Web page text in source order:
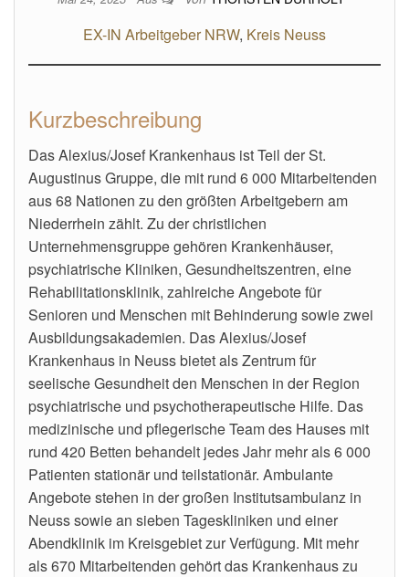
EX-IN Arbeitgeber NRW, Kreis Neuss
Kurzbeschreibung
Das Alexius/Josef Krankenhaus ist Teil der St.
Augustinus Gruppe, die mit rund 6 000 Mitarbeitenden
aus 68 Nationen zu den größten Arbeitgebern am
Niederrhein zählt. Zu der christlichen
Unternehmensgruppe gehören Krankenhäuser,
psychiatrische Kliniken, Gesundheitszentren, eine
Rehabilitationsklinik, zahlreiche Angebote für
Senioren und Menschen mit Behinderung sowie zwei
Ausbildungsakademien. Das Alexius/Josef
Krankenhaus in Neuss bietet als Zentrum für
seelische Gesundheit den Menschen in der Region
psychiatrische und psychotherapeutische Hilfe. Das
medizinische und pflegerische Team des Hauses mit
rund 420 Betten behandelt jedes Jahr mehr als 6 000
Patienten stationär und teilstationär. Ambulante
Angebote stehen in der großen Institutsambulanz in
Neuss sowie an sieben Tageskliniken und einer
Abendklinik im Kreisgebiet zur Verfügung. Mit mehr
als 670 Mitarbeitenden gehört das Krankenhaus zu